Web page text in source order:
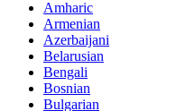
Amharic
Armenian
Azerbaijani
Belarusian
Bengali
Bosnian
Bulgarian